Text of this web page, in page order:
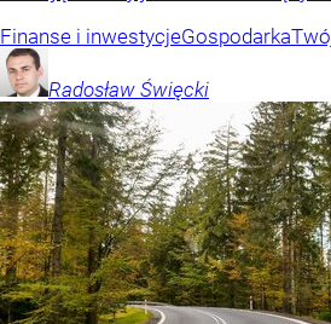
Finanse i inwestycjeGospodarka
Radosław Święcki